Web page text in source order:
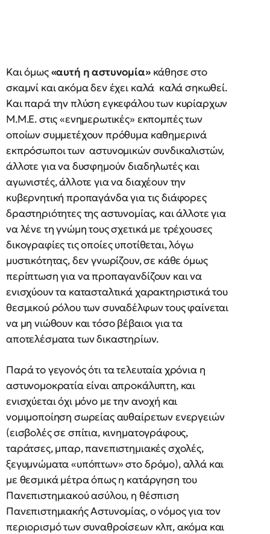
Και όμως«αυτή η αστυνομία»κάθησε στο
σκαμνί και ακόμα δεν έχει καλά καλά σηκωθεί.
Και παρά την πλύση εγκεφάλου των κυρίαρχων
Μ.Μ.Ε. στις «ενημερωτικές» εκπομπές των
οποίων συμμετέχουν πρόθυμα καθημερινά
εκπρόσωποι των αστυνομικών συνδικαλιστών,
άλλοτε για να δυσφημούν διαδηλωτές και
αγωνιστές, άλλοτε για να διαχέουν την
κυβερνητική προπαγάνδα για τις διάφορες
δραστηριότητες της αστυνομίας, και άλλοτε για
να λένε τη γνώμη τους σχετικά με τρέχουσες
δικογραφίες τις οποίες υποτίθεται, λόγω
μυστικότητας, δεν γνωρίζουν, σε κάθε όμως
περίπτωση για να προπαγανδίζουν και να
ενισχύουν τα κατασταλτικά χαρακτηριστικά του
θεσμικού ρόλου των συναδέλφων τους φαίνεται
να μη νιώθουν και τόσο βέβαιοι για τα
αποτελέσματα των δικαστηρίων.
Παρά το γεγονός ότι τα τελευταία χρόνια η
αστυνομοκρατία είναι απροκάλυπτη, και
ενισχύεται όχι μόνο με την ανοχή και
νομιμοποίηση σωρείας αυθαίρετων ενεργειών
(εισβολές σε σπίτια, κινηματογράφους,
ταράτσες, μπαρ, πανεπιστημιακές σχολές,
ξεγυμνώματα «υπόπτων» στο δρόμο), αλλά και
με θεσμικά μέτρα όπως η κατάργηση του
Πανεπιστημιακού ασύλου, η θέσπιση
Πανεπιστημιακής Αστυνομίας, ο νόμος για τον
περιορισμό των συναθροίσεων κλπ, ακόμα και